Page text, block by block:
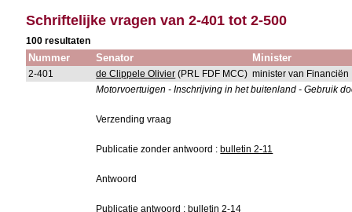
Schriftelijke vragen van 2-401 tot 2-500
100 resultaten
Nummer Senator Minister
2-401 de Clippele Olivier (PRL FDF MCC) minister van Financiën
Motorvoertuigen - Inschrijving in het buitenland - Gebruik
Verzending vraag
Publicatie zonder antwoord : bulletin 2-11
Antwoord
Publicatie antwoord : bulletin 2-14